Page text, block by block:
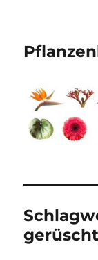
gerüscht